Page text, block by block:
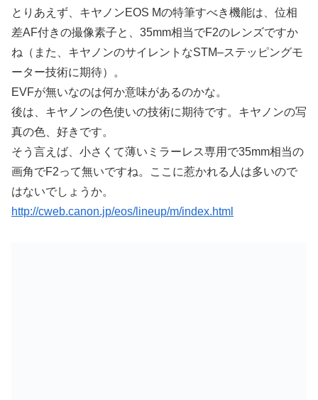
とりあえず、キヤノンEOS Mの特筆すべき機能は、位相
差AF付きの撮像素子と、35mm相当でF2のレンズですか
ね（また、キヤノンのサイレントなSTM–ステッピングモ
ーター技術に期待）。
EVFが無いなのは何か意味があるのかな。
後は、キヤノンの色使いの技術に期待です。キヤノンの写
真の色、好きです。
そう言えば、小さくて薄いミラーレス専用で35mm相当の
画角でF2って無いですね。ここに惹かれる人は多いので
はないでしょうか。
http://cweb.canon.jp/eos/lineup/m/index.html